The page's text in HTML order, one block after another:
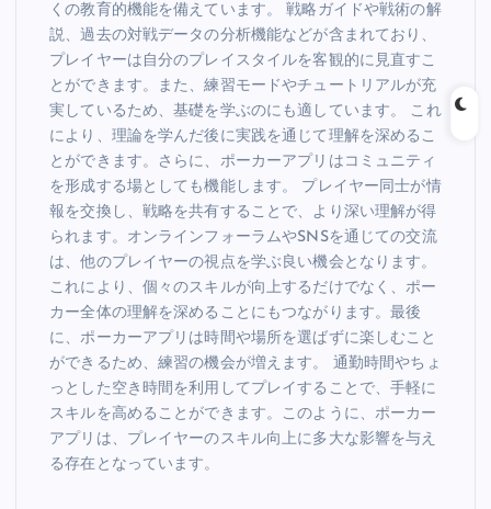
くの教育的機能を備えています。 戦略ガイドや戦術の解
説、過去の対戦データの分析機能などが含まれており、
プレイヤーは自分のプレイスタイルを客観的に見直すこ
とができます。また、練習モードやチュートリアルが充
実しているため、基礎を学ぶのにも適しています。 これ
により、理論を学んだ後に実践を通じて理解を深めるこ
とができます。さらに、ポーカーアプリはコミュニティ
を形成する場としても機能します。 プレイヤー同士が情
報を交換し、戦略を共有することで、より深い理解が得
られます。オンラインフォーラムやSNSを通じての交流
は、他のプレイヤーの視点を学ぶ良い機会となります。
これにより、個々のスキルが向上するだけでなく、ポー
カー全体の理解を深めることにもつながります。最後
に、ポーカーアプリは時間や場所を選ばずに楽しむこと
ができるため、練習の機会が増えます。 通勤時間やちょ
っとした空き時間を利用してプレイすることで、手軽に
スキルを高めることができます。このように、ポーカー
アプリは、プレイヤーのスキル向上に多大な影響を与え
る存在となっています。